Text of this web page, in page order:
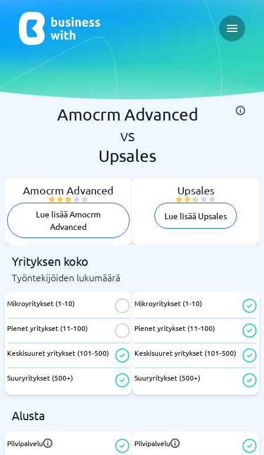
Open
Amocrm Advanced
vs
Upsales
Amocrm Advanced
Lue lisää Amocrm
Advanced
Upsales
Lue lisää Upsales
Yrityksen koko
Työntekijöiden lukumäärä
Mikroyritykset (1-10)
Pienet yritykset (11-100)
Keskisuuret yritykset (101-500)
Suuryritykset (500+)
Mikroyritykset (1-10)
Pienet yritykset (11-100)
Keskisuuret yritykset (101-500)
Suuryritykset (500+)
Alusta
Pilvipalvelu Pilvipalvelu